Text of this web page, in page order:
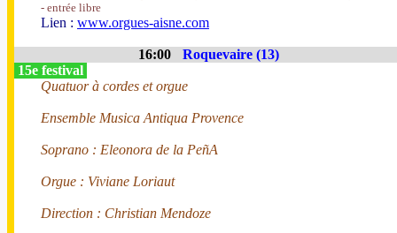
- entrée libre
Lien : www.orgues-aisne.com
16:00
Roquevaire (13)
15e festival
Quatuor à cordes et orgue
Ensemble Musica Antiqua Provence
Soprano : Eleonora de la PeñA
Orgue : Viviane Loriaut
Direction : Christian Mendoze